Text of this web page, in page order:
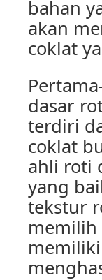
bahan
akan
coklat
dasar
terdiri
coklat
ahli roti
yang
tekstur